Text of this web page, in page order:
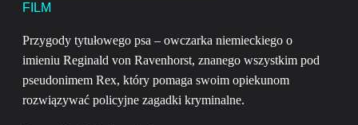
FILM
Przygody tytułowego psa – owczarka niemieckiego o
imieniu Reginald von Ravenhorst, znanego wszystkim pod
pseudonimem Rex, który pomaga swoim opiekunom
rozwiązywać policyjne zagadki kryminalne.